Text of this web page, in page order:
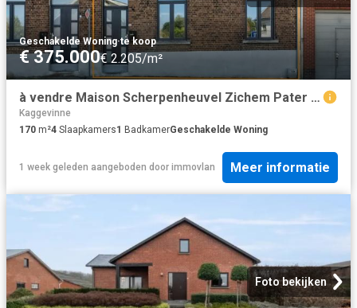
Geschakelde Woning·te koop
€ 375.000€ 2.205/m²
à vendre Maison Scherpenheuvel Zichem Pater R. Van De Wouwerstraat
Kaggevinne
170 m²4 Slaapkamers1 BadkamerGeschakelde Woning
1 week geleden aangeboden door immovlan Meer informatie
Foto bekijken